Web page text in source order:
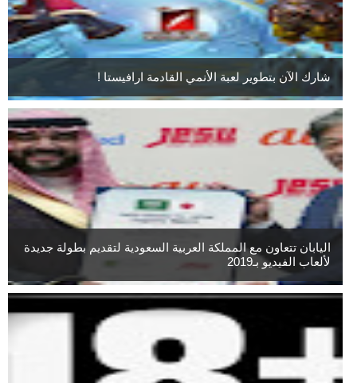
شارك الآن بتطوير لعبة الأنمي القادمة ارافيستا !
اليابان تتعاون مع المملكة العربية السعودية لتقديم بطولة جديدة
لألعاب الفيديو بـ2019